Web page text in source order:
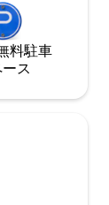
料駐⁠車
ス